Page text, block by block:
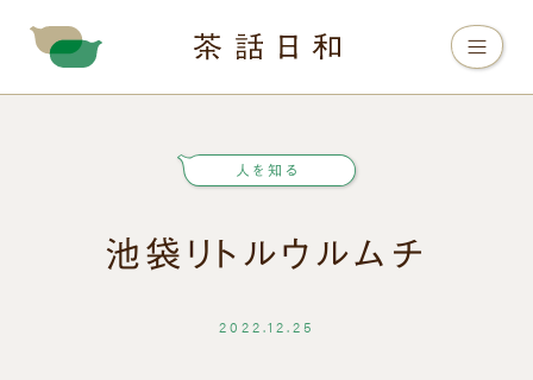
池袋リトルウルムチ
人を知る
2022.12.25